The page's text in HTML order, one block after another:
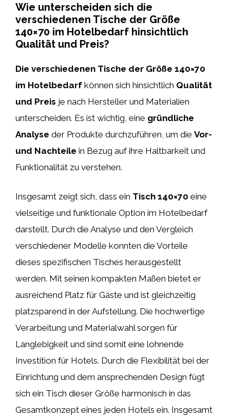
Wie unterscheiden sich die
verschiedenen Tische der Größe
140×70 im Hotelbedarf hinsichtlich
Qualität und Preis?
Die verschiedenen Tische der Größe 140×70
im Hotelbedarf können sich hinsichtlich Qualität
und Preis je nach Hersteller und Materialien
unterscheiden. Es ist wichtig, eine gründliche
Analyse der Produkte durchzuführen, um die Vor-
und Nachteile in Bezug auf ihre Haltbarkeit und
Funktionalität zu verstehen.
Insgesamt zeigt sich, dass ein Tisch 140×70 eine
vielseitige und funktionale Option im Hotelbedarf
darstellt. Durch die Analyse und den Vergleich
verschiedener Modelle konnten die Vorteile
dieses spezifischen Tisches herausgestellt
werden. Mit seinen kompakten Maßen bietet er
ausreichend Platz für Gäste und ist gleichzeitig
platzsparend in der Aufstellung. Die hochwertige
Verarbeitung und Materialwahl sorgen für
Langlebigkeit und sind somit eine lohnende
Investition für Hotels. Durch die Flexibilität bei der
Einrichtung und dem ansprechenden Design fügt
sich ein Tisch dieser Größe harmonisch in das
Gesamtkonzept eines jeden Hotels ein. Insgesamt